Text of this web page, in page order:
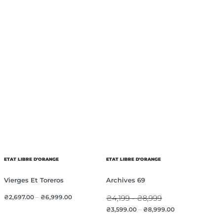
ETAT LIBRE D'ORANGE
Vierges Et Toreros
₴2,697.00– ₴6,999.00
ETAT LIBRE D'ORANGE
Archives 69
₴4,199 - ₴8,999
₴3,599.00 – ₴8,999.00